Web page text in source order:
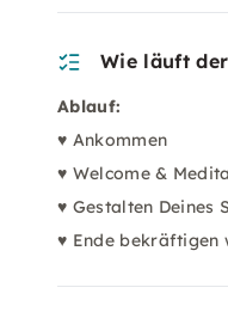
Wie läuft
Ablauf:
♥ Ankommen
♥ Welcome &
♥ Gestalten Deines
♥ Ende bekräftigen